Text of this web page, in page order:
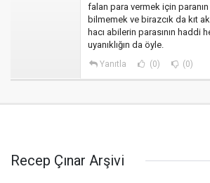
falan para vermek için paranın
bilmemek ve birazcık da kıt
hacı abilerin parasının haddi
uyanıklığın da öyle.
Yanıtla (0) (0)
Recep Çınar Arşivi